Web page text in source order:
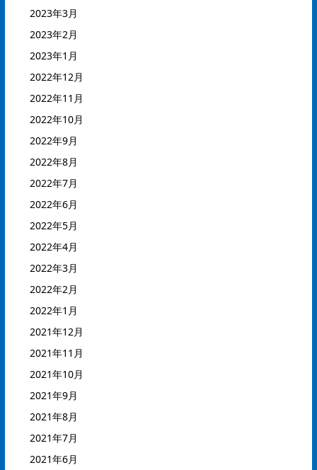
2023年3月
2023年2月
2023年1月
2022年12月
2022年11月
2022年10月
2022年9月
2022年8月
2022年7月
2022年6月
2022年5月
2022年4月
2022年3月
2022年2月
2022年1月
2021年12月
2021年11月
2021年10月
2021年9月
2021年8月
2021年7月
2021年6月